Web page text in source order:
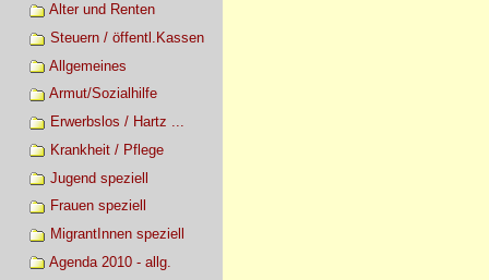
Alter und Renten
Steuern / öffentl.Kassen
Allgemeines
Armut/Sozialhilfe
Erwerbslos / Hartz ...
Krankheit / Pflege
Jugend speziell
Frauen speziell
MigrantInnen speziell
Agenda 2010 - allg.